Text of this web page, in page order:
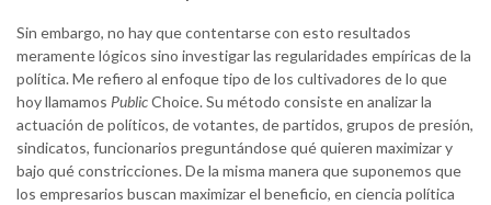
Sin embargo, no hay que contentarse con esto resultados
meramente lógicos sino investigar las regularidades empíricas de la
política. Me refiero al enfoque tipo de los cultivadores de lo que
hoy llamamos PublicChoice. Su método consiste en analizar la
actuación de políticos, de votantes, de partidos, grupos de presión,
sindicatos, funcionarios preguntándose qué quieren maximizar y
bajo qué constricciones. De la misma manera que suponemos que
los empresarios buscan maximizar el beneficio, en ciencia política